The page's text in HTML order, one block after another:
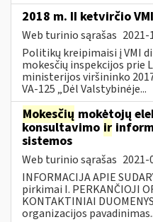
2018 m. II ketvirčio
Web turinio sąrašas 2021-
Politikų kreipimaisi į VMI
mokesčių inspekcijos prie
ministerijos viršininko
VA-125 „Dėl Valstybinėje...
Mokesčių mokėtojų
konsultavimo ir
sistemos
Web turinio sąrašas 2021-
INFORMACIJA APIE
pirkimai I. PERKANČIOJI
KONTAKTINIAI
organizacijos